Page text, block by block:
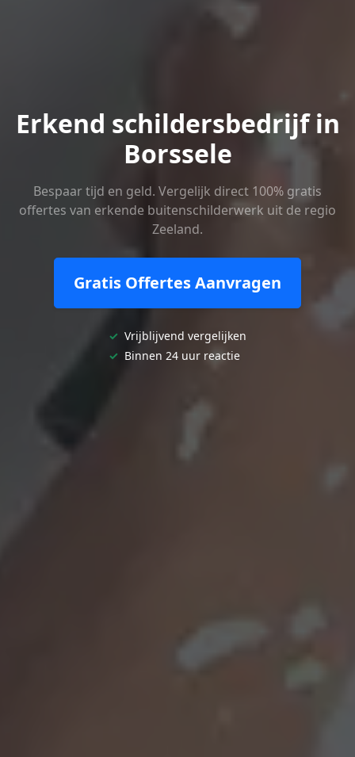
Erkend schildersbedrijf in
Borssele
Bespaar tijd en geld. Vergelijk direct 100% gratis
offertes van erkende buitenschilderwerk uit de regio
Zeeland.
Gratis Offertes Aanvragen
✓ Vrijblijvend vergelijken
✓ Binnen 24 uur reactie